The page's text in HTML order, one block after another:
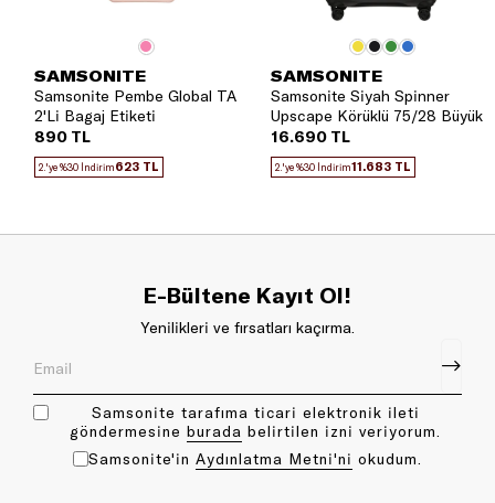
SAMSONITE
Samsonite Pembe Global TA
2'Li Bagaj Etiketi
890 TL
2.'ye %30 İndirim623 TL
SAMSONITE
Samsonite Siyah Spinner
Upscape Körüklü 75/28 Büyük
Boy Valiz
16.690 TL
2.'ye %30 İndirim11.683 TL
E-Bültene Kayıt Ol!
Yenilikleri ve fırsatları kaçırma.
Samsonite tarafıma ticari elektronik ileti
göndermesine bu rada belirtilen izni veriyorum.
Samsonite'in Aydınlatma Metni'ni okudum.